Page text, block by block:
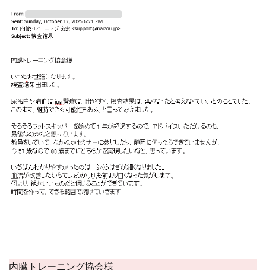
内臓トレーニング協会様